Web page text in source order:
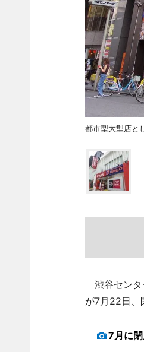
都市型大型店と
渋谷センタ
が7月22日、
7月に